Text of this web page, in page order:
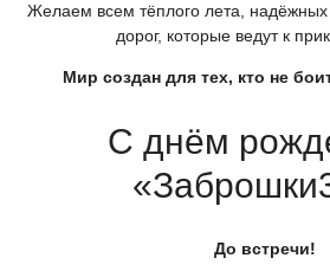
Желаем всем тёплого лета,
дорог, которые ведут к
Мир создан для тех, кто не
С днём
До встречи!